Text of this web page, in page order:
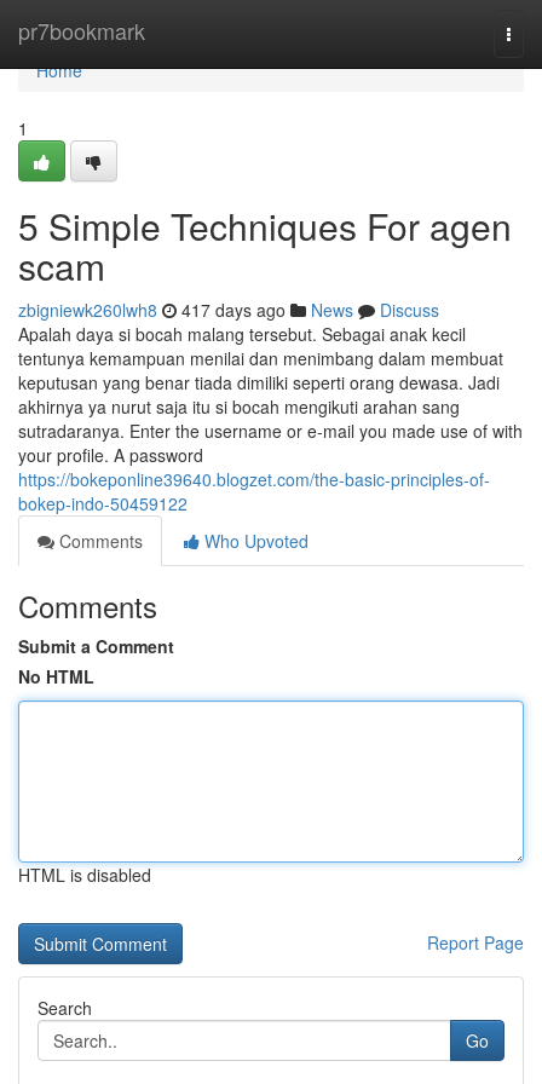
pr7bookmark
Home
Home
1
5 Simple Techniques For agen
scam
zbigniewk260lwh8 417 days ago News
Discuss
Apalah daya si bocah malang tersebut. Sebagai anak kecil
tentunya kemampuan menilai dan menimbang dalam membuat
keputusan yang benar tiada dimiliki seperti orang dewasa. Jadi
akhirnya ya nurut saja itu si bocah mengikuti arahan sang
sutradaranya. Enter the username or e-mail you made use of with
your profile. A password
https://bokeponline39640.blogzet.com/the-basic-principles-of-
bokep-indo-50459122
Comments
Who Upvoted
Comments
Submit a Comment
No HTML
HTML is disabled
Report Page
Search
Go